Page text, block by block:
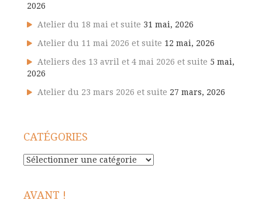
2026
Atelier du 18 mai et suite 31 mai, 2026
Atelier du 11 mai 2026 et suite 12 mai, 2026
Ateliers des 13 avril et 4 mai 2026 et suite 5 mai,
2026
Atelier du 23 mars 2026 et suite 27 mars, 2026
CATÉGORIES
Catégories
AVANT !